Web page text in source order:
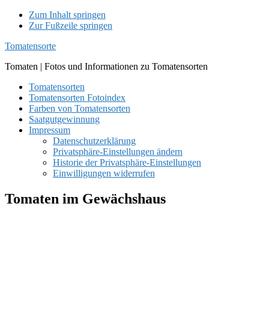
Zum Inhalt springen
Zur Fußzeile springen
Tomatensorte
Tomaten | Fotos und Informationen zu Tomatensorten
Tomatensorten
Tomatensorten Fotoindex
Farben von Tomatensorten
Saatgutgewinnung
Impressum
Datenschutzerklärung
Privatsphäre-Einstellungen ändern
Historie der Privatsphäre-Einstellungen
Einwilligungen widerrufen
Tomaten im Gewächshaus